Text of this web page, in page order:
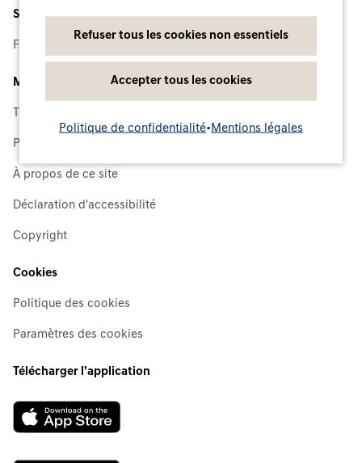
Support
FAQ et assistance
Mentions juridiques
Termes, modalités et conditions
Politique de confidentialité
À propos de ce site
Déclaration d'accessibilité
Copyright
Cookies
Politique des cookies
Paramètres des cookies
Télécharger l’application
Refuser tous les cookies non essentiels
Accepter tous les cookies
Politique de confidentialité• Mentions légales